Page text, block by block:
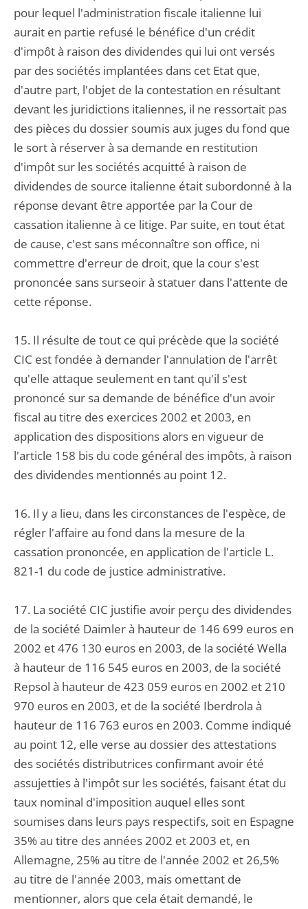
pour lequel l'administration fiscale italienne lui
aurait en partie refusé le bénéfice d'un crédit
d'impôt à raison des dividendes qui lui ont versés
par des sociétés implantées dans cet Etat que,
d'autre part, l'objet de la contestation en résultant
devant les juridictions italiennes, il ne ressortait pas
des pièces du dossier soumis aux juges du fond que
le sort à réserver à sa demande en restitution
d'impôt sur les sociétés acquitté à raison de
dividendes de source italienne était subordonné à la
réponse devant être apportée par la Cour de
cassation italienne à ce litige. Par suite, en tout état
de cause, c'est sans méconnaître son office, ni
commettre d'erreur de droit, que la cour s'est
prononcée sans surseoir à statuer dans l'attente de
cette réponse.
15. Il résulte de tout ce qui précède que la société
CIC est fondée à demander l'annulation de l'arrêt
qu'elle attaque seulement en tant qu'il s'est
prononcé sur sa demande de bénéfice d'un avoir
fiscal au titre des exercices 2002 et 2003, en
application des dispositions alors en vigueur de
l'article 158 bis du code général des impôts, à raison
des dividendes mentionnés au point 12.
16. Il y a lieu, dans les circonstances de l'espèce, de
régler l'affaire au fond dans la mesure de la
cassation prononcée, en application de l'article L.
821-1 du code de justice administrative.
17. La société CIC justifie avoir perçu des dividendes
de la société Daimler à hauteur de 146 699 euros en
2002 et 476 130 euros en 2003, de la société Wella
à hauteur de 116 545 euros en 2003, de la société
Repsol à hauteur de 423 059 euros en 2002 et 210
970 euros en 2003, et de la société Iberdrola à
hauteur de 116 763 euros en 2003. Comme indiqué
au point 12, elle verse au dossier des attestations
des sociétés distributrices confirmant avoir été
assujetties à l'impôt sur les sociétés, faisant état du
taux nominal d'imposition auquel elles sont
soumises dans leurs pays respectifs, soit en Espagne
35% au titre des années 2002 et 2003 et, en
Allemagne, 25% au titre de l'année 2002 et 26,5%
au titre de l'année 2003, mais omettant de
mentionner, alors que cela était demandé, le